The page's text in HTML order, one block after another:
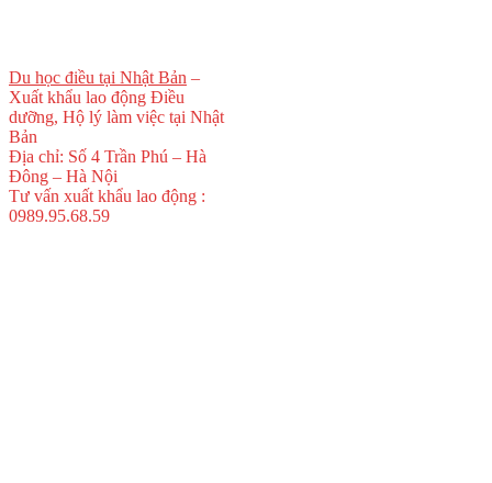
Du học điều tại Nhật Bản –
Xuất khẩu lao động Điều
dưỡng, Hộ lý làm việc tại Nhật
Bản
Địa chỉ: Số 4 Trần Phú – Hà
Đông – Hà Nội
Tư vấn xuất khẩu lao động :
0989.95.68.59